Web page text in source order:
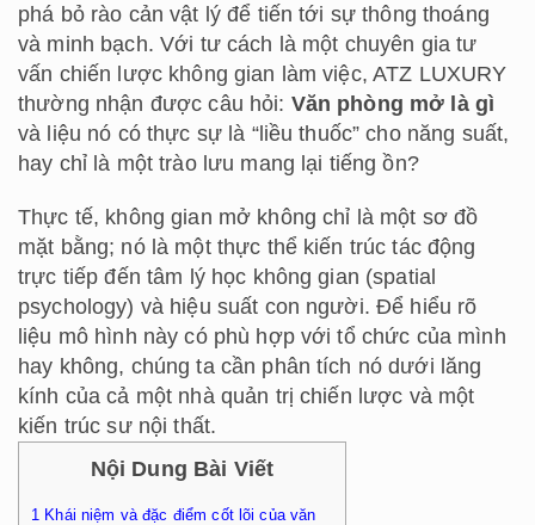
phá bỏ rào cản vật lý để tiến tới sự thông thoáng
và minh bạch. Với tư cách là một chuyên gia tư
vấn chiến lược không gian làm việc, ATZ LUXURY
thường nhận được câu hỏi: Văn phòng mở là gì
và liệu nó có thực sự là “liều thuốc” cho năng suất,
hay chỉ là một trào lưu mang lại tiếng ồn?
Thực tế, không gian mở không chỉ là một sơ đồ
mặt bằng; nó là một thực thể kiến trúc tác động
trực tiếp đến tâm lý học không gian (spatial
psychology) và hiệu suất con người. Để hiểu rõ
liệu mô hình này có phù hợp với tổ chức của mình
hay không, chúng ta cần phân tích nó dưới lăng
kính của cả một nhà quản trị chiến lược và một
kiến trúc sư nội thất.
Nội Dung Bài Viết
1 Khái niệm và đặc điểm cốt lõi của văn